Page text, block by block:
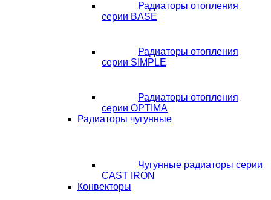
Радиаторы отопления
серии BASE
Радиаторы отопления
серии SIMPLE
Радиаторы отопления
серии OPTIMA
Радиаторы чугунные
Чугунные радиаторы серии
CAST IRON
Конвекторы